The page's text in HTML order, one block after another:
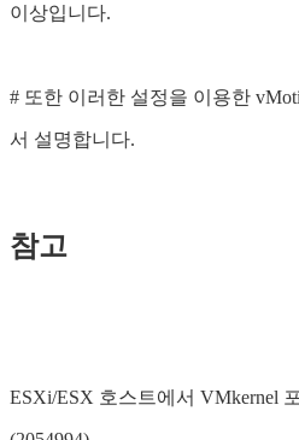
이상입니다.
# 또한 이러한 설정을 이용한
서 설명합니다.
참고
ESXi/ESX 호스트에서 VMkernel